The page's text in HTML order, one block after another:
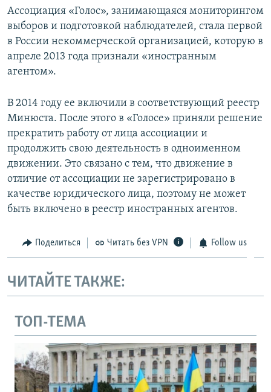
Ассоциация «Голос», занимающаяся мониторингом
выборов и подготовкой наблюдателей, стала первой
в России некоммерческой организацией, которую в
апреле 2013 года признали «иностранным
агентом».
В 2014 году ее включили в соответствующий реестр
Минюста. После этого в «Голосе» приняли решение
прекратить работу от лица ассоциации и
продолжить свою деятельность в одноименном
движении. Это связано с тем, что движение в
отличие от ассоциации не зарегистрировано в
качестве юридического лица, поэтому не может
быть включено в реестр иностранных агентов.
Поделиться Читать без VPN Follow us
ЧИТАЙТЕ ТАКЖЕ:
ТОП-ТЕМА